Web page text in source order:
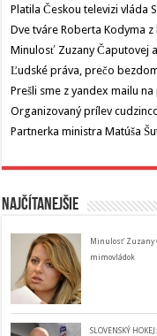
Platila Českou televizi vláda
Dve tváre Roberta Kodyma
Minulosť Zuzany Čaputovej
Ľudské práva, prečo
Prešli sme z yandex mailu
Organizovaný prílev
Partnerka ministra Matúša
Najčítanejšie
Minulosť Zuzany
mimovládok
SLOVENSKÝ